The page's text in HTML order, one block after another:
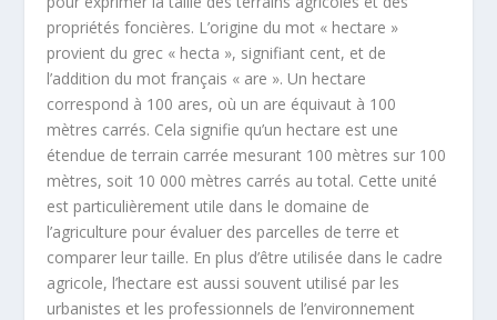
propriétés foncières. L’origine du mot « hectare »
provient du grec « hecta », signifiant cent, et de
l’addition du mot français « are ». Un hectare
correspond à 100 ares, où un are équivaut à 100
mètres carrés. Cela signifie qu’un hectare est une
étendue de terrain carrée mesurant 100 mètres sur 100
mètres, soit 10 000 mètres carrés au total. Cette unité
est particulièrement utile dans le domaine de
l’agriculture pour évaluer des parcelles de terre et
comparer leur taille. En plus d’être utilisée dans le cadre
agricole, l’hectare est aussi souvent utilisé par les
urbanistes et les professionnels de l’environnement